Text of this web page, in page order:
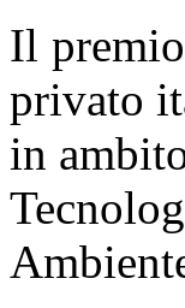
Il
privato
in